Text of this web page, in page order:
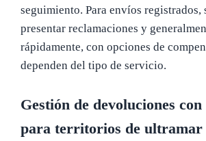
seguimiento. Para envíos registrados,
presentar reclamaciones y
rápidamente, con opciones de
dependen del tipo de servicio.
Gestión de devoluciones
para territorios de ultramar